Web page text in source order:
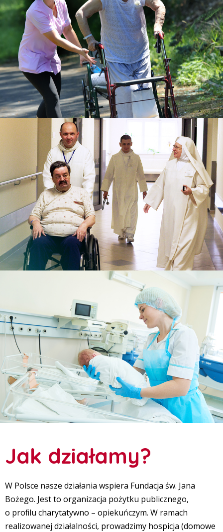
Jak działamy?
W Polsce nasze działania wspiera Fundacja św. Jana
Bożego. Jest to organizacja pożytku publicznego,
o proﬁlu charytatywno – opiekuńczym. W ramach
realizowanej działalności, prowadzimy hospicja (domowe